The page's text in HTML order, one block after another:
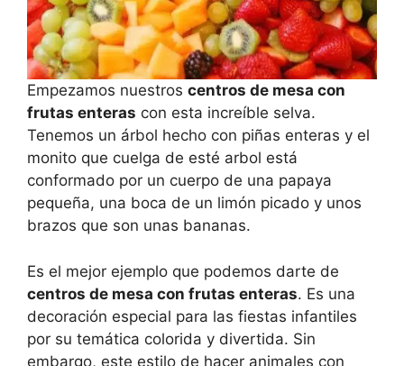
Empezamos nuestros centros de mesa con
frutas enteras con esta increíble selva.
Tenemos un árbol hecho con piñas enteras y el
monito que cuelga de esté arbol está
conformado por un cuerpo de una papaya
pequeña, una boca de un limón picado y unos
brazos que son unas bananas.
Es el mejor ejemplo que podemos darte de
centros de mesa con frutas enteras. Es una
decoración especial para las fiestas infantiles
por su temática colorida y divertida. Sin
embargo, este estilo de hacer animales con